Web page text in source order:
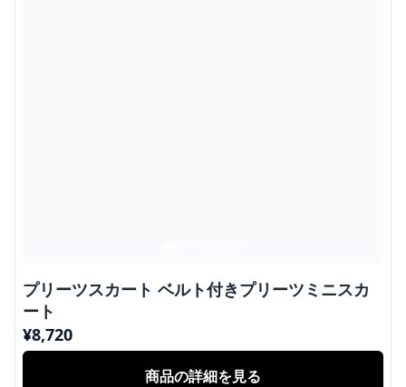
プリーツスカート ベルト付きプリーツミニスカ
ート
¥8,720
商品の詳細を見る